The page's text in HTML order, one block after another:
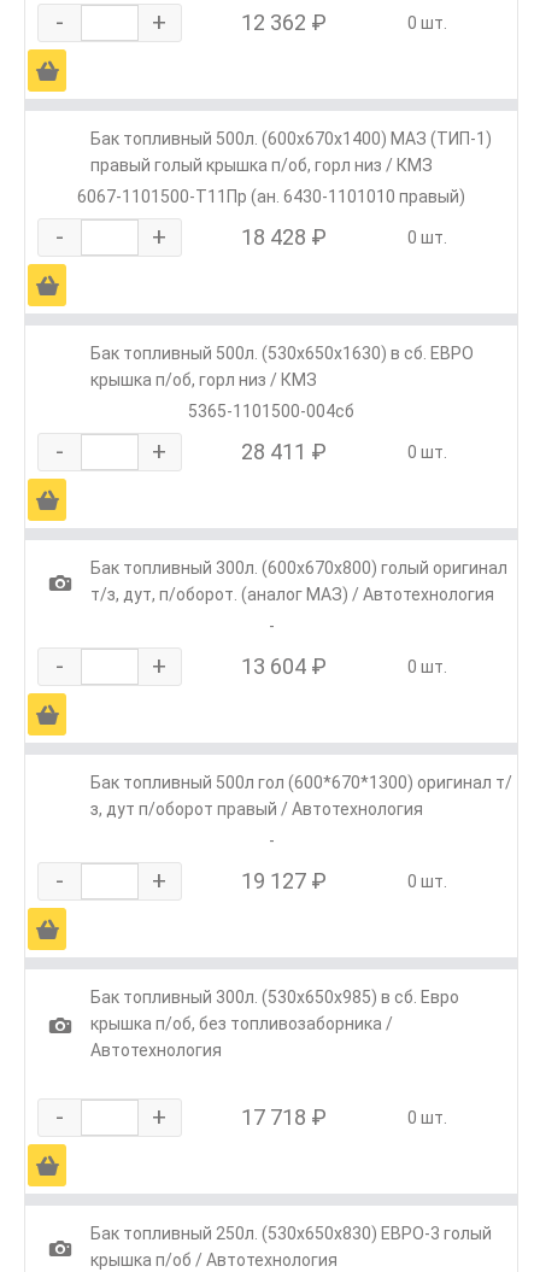
- + 12 362 ₽ 0 шт.
Ä
Бак топливный 500л. (600х670х1400) МАЗ (ТИП-1)
правый голый крышка п/об, горл низ / КМЗ
6067-1101500-Т11Пр (ан. 6430-1101010 правый)
- + 18 428 ₽ 0 шт.
Ä
Бак топливный 500л. (530х650х1630) в сб. ЕВРО
крышка п/об, горл низ / КМЗ
5365-1101500-004сб
- + 28 411 ₽ 0 шт.
Ä
1
Бак топливный 300л. (600х670х800) голый оригинал
т/з, дут, п/оборот. (аналог МАЗ) / Автотехнология
-
- + 13 604 ₽ 0 шт.
Ä
Бак топливный 500л гол (600*670*1300) оригинал т/
з, дут п/оборот правый / Автотехнология
-
- + 19 127 ₽ 0 шт.
Ä
1
Бак топливный 300л. (530х650х985) в сб. Евро
крышка п/об, без топливозаборника /
Автотехнология
- + 17 718 ₽ 0 шт.
Ä
1
Бак топливный 250л. (530х650х830) ЕВРО-3 голый
крышка п/об / Автотехнология